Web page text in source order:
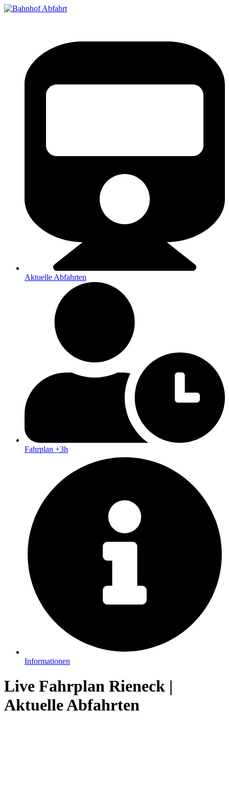
Aktuelle Abfahrten
Fahrplan +3h
Informationen
Live Fahrplan Rieneck |
Aktuelle Abfahrten